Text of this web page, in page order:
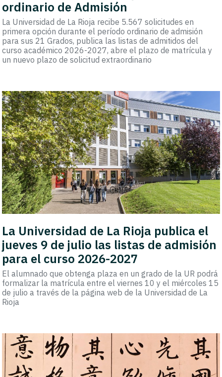
ordinario de Admisión
La Universidad de La Rioja recibe 5.567 solicitudes en
primera opción durante el período ordinario de admisión
para sus 21 Grados, publica las listas de admitidos del
curso académico 2026-2027, abre el plazo de matrícula y
un nuevo plazo de solicitud extraordinario
La Universidad de La Rioja publica el
jueves 9 de julio las listas de admisión
para el curso 2026-2027
El alumnado que obtenga plaza en un grado de la UR podrá
formalizar la matrícula entre el viernes 10 y el miércoles 15
de julio a través de la página web de la Universidad de La
Rioja